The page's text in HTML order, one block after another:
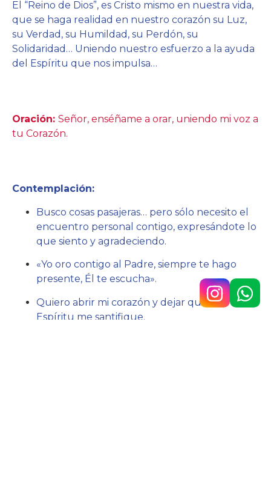
El “Reino de Dios”, es Cristo mismo en nuestra vida,
que se haga realidad en nuestro corazón su Luz,
su Verdad, su Humildad, su Perdón, su
Solidaridad… Uniendo nuestro esfuerzo a la ayuda
del Espíritu que nos impulsa…
Oración: Señor, enséñame a orar, uniendo mi voz a
tu Corazón.
Contemplación:
Busco cosas pasajeras… pero sólo necesito el
encuentro personal contigo, expresándote lo
que siento y agradeciendo.
«Yo oro contigo al Padre, siempre te hago
presente, Él te escucha».
Quiero abrir mi corazón y dejar que el
Espíritu me santifique.